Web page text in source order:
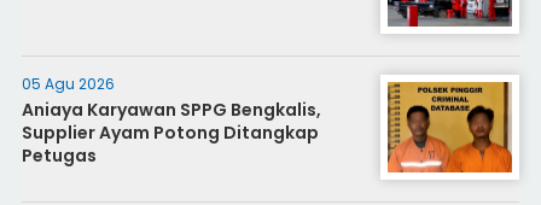
05 Agu 2026
Aniaya Karyawan SPPG Bengkalis,
Supplier Ayam Potong Ditangkap
Petugas